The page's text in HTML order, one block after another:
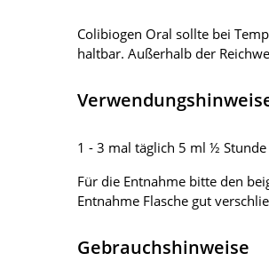
Colibiogen Oral sollte bei
haltbar. Außerhalb der
1 - 3 mal täglich 5 ml ½
Für die Entnahme bitte den
Entnahme Flasche gut
Gebrauchshinweise